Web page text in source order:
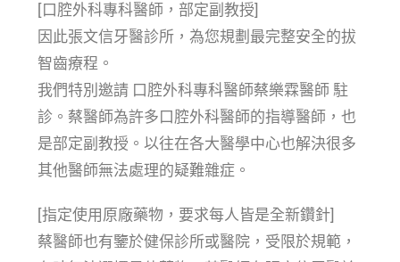
[口腔外科專科醫師，部定副教授]
因此張文信牙醫診所，為您規劃最完整安全的拔
智齒療程。
我們特別邀請 口腔外科專科醫師蔡樂霖醫師 駐
診。蔡醫師為許多口腔外科醫師的指導醫師，也
是部定副教授。以往在各大醫學中心也解決很多
其他醫師無法處理的疑難雜症。
[指定使用原廠藥物，要求每人皆是全新鑽針]
蔡醫師也有鑒於健保診所或醫院，受限於規範，